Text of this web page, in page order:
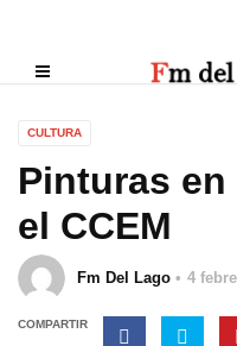
CULTURA
Pinturas
el CCEM
Fm Del Lago 4
COMPARTIR